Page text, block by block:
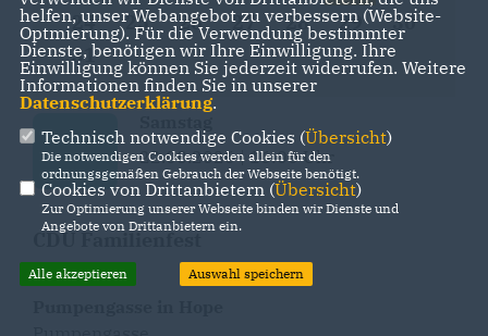
24
25 26 27 28 29
30
31
22.08.2026 | 16:00 Uhr
CDU Familienfest
helfen, unser Webangebot zu verbessern (Website-
Optmierung). Für die Verwendung bestimmter
Dienste, benötigen wir Ihre Einwilligung. Ihre
Einwilligung können Sie jederzeit widerrufen. Weitere
Informationen finden Sie in unserer
Datenschutzerklärung.
Technisch notwendige Cookies (Übersicht)
Die notwendigen Cookies werden allein für den
ordnungsgemäßen Gebrauch der Webseite benötigt.
Cookies von Drittanbietern (Übersicht)
Zur Optimierung unserer Webseite binden wir Dienste und
Angebote von Drittanbietern ein.
Alle akzeptieren Auswahl speichern